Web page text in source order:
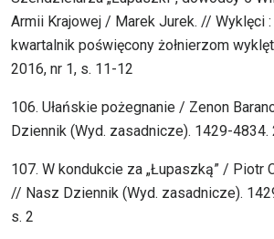
Armii Krajowej / Marek Jurek. // Wyklęci
kwartalnik poświęcony żołnierzom
2016, nr 1, s. 11-12
106. Ułańskie pożegnanie / Zenon
Dziennik (Wyd. zasadnicze). 1429-4834.
107. W kondukcie za „Łupaszką” / Piotr
// Nasz Dziennik (Wyd. zasadnicze).
s. 2